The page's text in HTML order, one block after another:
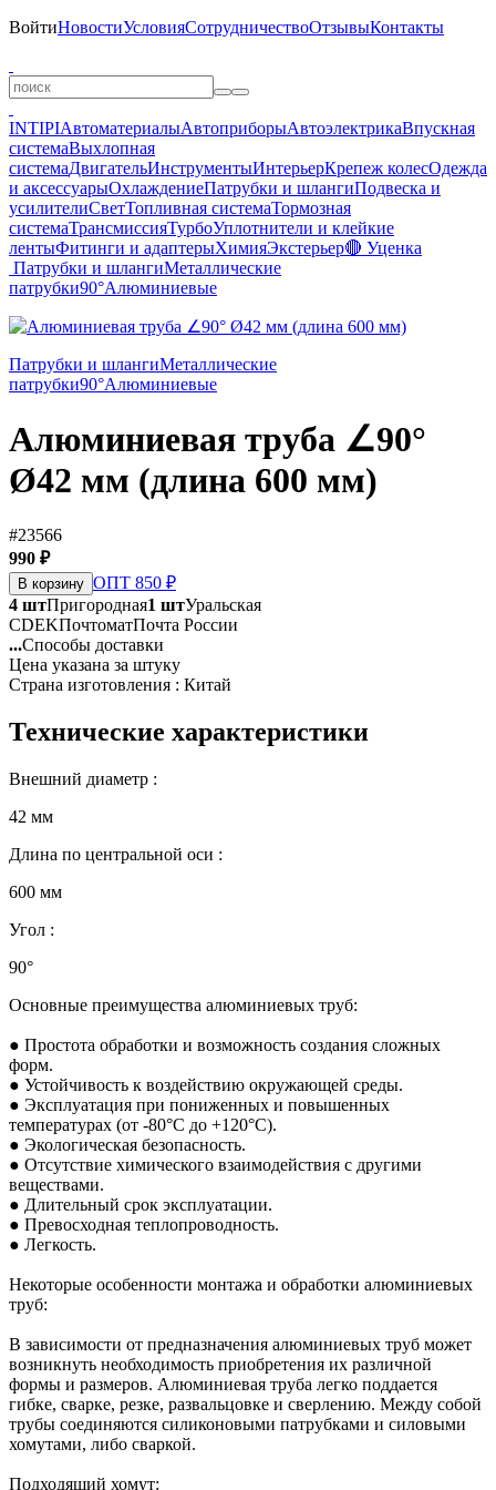
ВойтиНовостиУсловияСотрудничествоОтзывыКонтакты
INTIPIАвтоматериалыАвтоприборыАвтоэлектрикаВпускная
системаВыхлопная
системаДвигательИнструментыИнтерьерКрепеж колесОдежда
и аксессуарыОхлаждениеПатрубки и шлангиПодвеска и
усилителиСветТопливная системаТормозная
системаТрансмиссияТурбоУплотнители и клейкие
лентыФитинги и адаптерыХимияЭкстерьер🔴 Уценка
Патрубки и шлангиМеталлические
патрубки90°Алюминиевые
Патрубки и шлангиМеталлические
патрубки90°Алюминиевые
Алюминиевая труба ∠90°
Ø42 мм (длина 600 мм)
#23566
990 ₽
В корзину ОПТ 850 ₽
4 штПригородная1 штУральская
CDEKПочтоматПочта России
...Способы доставки
Цена указана за штуку
Страна изготовления : Китай
Технические характеристики
Внешний диаметр :
42 мм
Длина по центральной оси :
600 мм
Угол :
90°
Основные преимущества алюминиевых труб:
● Простота обработки и возможность создания сложных
форм.
● Устойчивость к воздействию окружающей среды.
● Эксплуатация при пониженных и повышенных
температурах (от -80°С до +120°С).
● Экологическая безопасность.
● Отсутствие химического взаимодействия с другими
веществами.
● Длительный срок эксплуатации.
● Превосходная теплопроводность.
● Легкость.
Некоторые особенности монтажа и обработки алюминиевых
труб:
В зависимости от предназначения алюминиевых труб может
возникнуть необходимость приобретения их различной
формы и размеров. Алюминиевая труба легко поддается
гибке, сварке, резке, развальцовке и сверлению. Между собой
трубы соединяются силиконовыми патрубками и силовыми
хомутами, либо сваркой.
Подходящий хомут: